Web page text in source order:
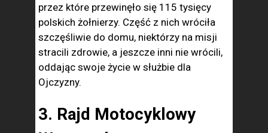
przez które przewinęło się 115 tysięcy
polskich żołnierzy. Część z nich wróciła
szczęśliwie do domu, niektórzy na misji
stracili zdrowie, a jeszcze inni nie wrócili,
oddając swoje życie w służbie dla
Ojczyzny.
3. Rajd Motocyklowy